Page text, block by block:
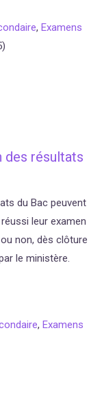
, Examens
des résultats
du Bac peuvent
leur examen
non, dès clôture
le ministère.
, Examens